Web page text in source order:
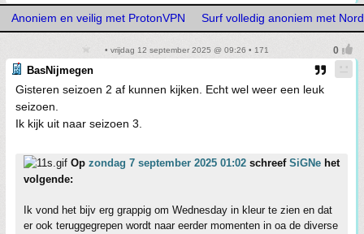
Anoniem en veilig met ProtonVPN Surf volledig anoniem met
• vrijdag 12 september 2025 @ 09:26 • 171
BasNijmegen
Gisteren seizoen 2 af kunnen kijken. Echt wel weer een leuk
seizoen.
Ik kijk uit naar seizoen 3.
Op zondag 7 september 2025 01:02 schreef SiGNe het
volgende:
Ik vond het bijv erg grappig om Wednesday in kleur te zien en dat
er ook teruggegrepen wordt naar eerder momenten in oa de diverse